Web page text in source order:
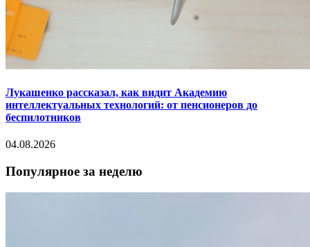
Лукашенко рассказал, как видит Академию
интеллектуальных технологий: от пенсионеров до
беспилотников
04.08.2026
Популярное за неделю